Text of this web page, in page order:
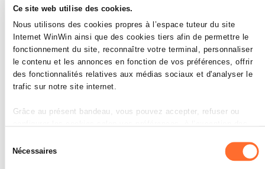
Ce site web utilise des cookies.
Nous utilisons des cookies propres à l’espace tuteur du site
Internet WinWin ainsi que des cookies tiers afin de permettre le
fonctionnement du site, reconnaître votre terminal, personnaliser
le contenu et les annonces en fonction de vos préférences, offrir
des fonctionnalités relatives aux médias sociaux et d'analyser le
trafic sur notre site internet.
Grâce au présent bandeau, vous pouvez accepter, refuser ou
description des différents cookies est accessible sous l’onglet «
duNécessaires
4
L’apprenti est capable de
compléter régulièrement son